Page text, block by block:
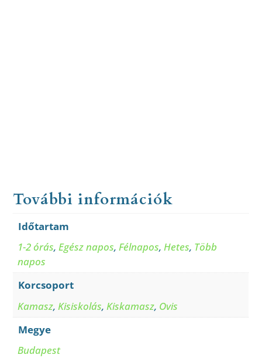
További információk
Időtartam
1-2 órás,Egész napos,Félnapos,Hetes, Több
napos
Korcsoport
Kamasz, Kisiskolás, Kiskamasz, Ovis
Megye
Budapest